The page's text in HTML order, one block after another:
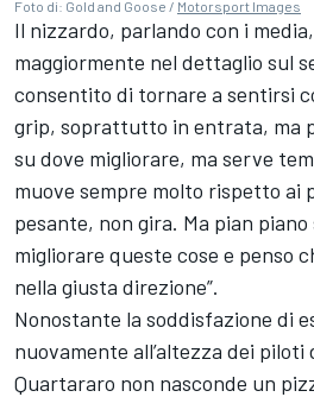
Foto di: Gold and Goose / Motorsport Images
Il nizzardo, parlando con i
maggiormente nel dettaglio sul
consentito di tornare a sentirsi
grip, soprattutto in entrata, ma
su dove migliorare, ma serve
muove sempre molto rispetto ai
pesante, non gira. Ma pian
migliorare queste cose e penso
nella giusta direzione”.
Nonostante la soddisfazione di
nuovamente all’altezza dei piloti
Quartararo non nasconde un